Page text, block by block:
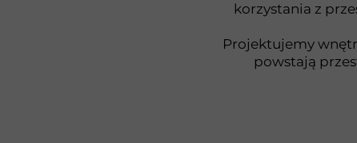
korzystania z
Projektujemy
powstają